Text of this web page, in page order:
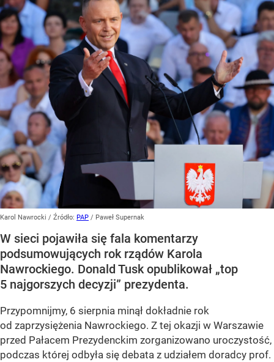
Karol Nawrocki / Źródło: PAP / Paweł Supernak
W sieci pojawiła się fala komentarzy
podsumowujących rok rządów Karola
Nawrockiego. Donald Tusk opublikował „top
5 najgorszych decyzji” prezydenta.
Przypomnijmy, 6 sierpnia minął dokładnie rok
od zaprzysiężenia Nawrockiego. Z tej okazji w Warszawie
przed Pałacem Prezydenckim zorganizowano uroczystość,
podczas której odbyła się debata z udziałem doradcy prof.